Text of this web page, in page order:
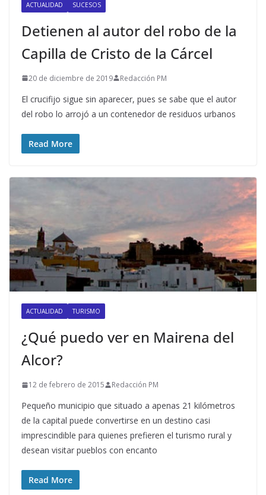
ACTUALIDAD SUCESOS
Detienen al autor del robo de la
Capilla de Cristo de la Cárcel
20 de diciembre de 2019 Redacción PM
El crucifijo sigue sin aparecer, pues se sabe que el autor
del robo lo arrojó a un contenedor de residuos urbanos
Read More
ACTUALIDAD TURISMO
¿Qué puedo ver en Mairena del
Alcor?
12 de febrero de 2015 Redacción PM
Pequeño municipio que situado a apenas 21 kilómetros
de la capital puede convertirse en un destino casi
imprescindible para quienes prefieren el turismo rural y
desean visitar pueblos con encanto
Read More